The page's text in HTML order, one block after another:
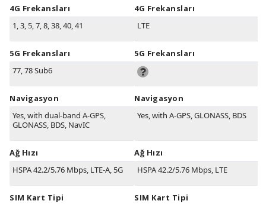
4G Frekansları
1, 3, 5, 7, 8, 38, 40, 41
5G Frekansları
77, 78 Sub6
Navigasyon
Yes, with dual-band A-GPS,
GLONASS, BDS, NavIC
Ağ Hızı
HSPA 42.2/5.76 Mbps, LTE-A, 5G
SIM Kart Tipi
4G Frekansları
LTE
5G Frekansları
Navigasyon
Yes, with A-GPS, GLONASS, BDS
Ağ Hızı
HSPA 42.2/5.76 Mbps, LTE
SIM Kart Tipi